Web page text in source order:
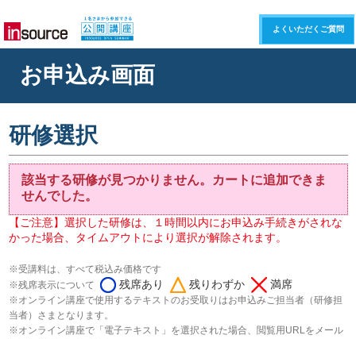
よくいただくご質問
お申込み画面
研修選択
該当する研修が見つかりません。カートに追加できま
せんでした。
【ご注意】選択した研修は、１時間以内にお申込み手続きがされな
かった場合、タイムアウトにより選択が解除されます。
※受講料は、すべて税込み価格です
※残席表示について
残席あり 残りわずか 満席
※オンライン講座で使用するテキストのお受取りはお申込みご担当者（研修担
当者）さまとなります。
※オンライン講座で「電子テキスト」を選択された場合、閲覧用URLをメール